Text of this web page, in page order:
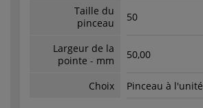
Taille du
pinceau
50
Largeur de la
pointe - mm
50,00
Choix Pinceau à l'unité